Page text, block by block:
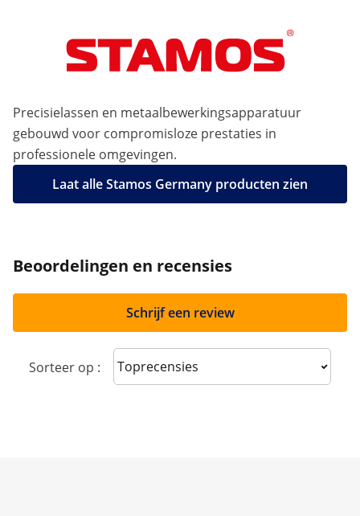
Precisielassen en metaalbewerkingsapparatuur
gebouwd voor compromisloze prestaties in
professionele omgevingen.
Laat alle Stamos Germany producten zien
Beoordelingen en recensies
Schrijf een review
Sorteer op : Sort reviews